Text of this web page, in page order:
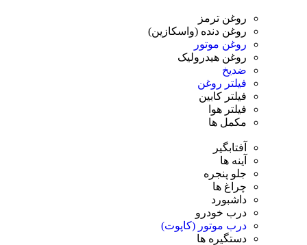
روغن ترمز
روغن دنده (واسکازین)
روغن موتور
روغن هیدرولیک
ضدیخ
فیلتر روغن
فیلتر کابین
فیلتر هوا
مکمل ها
آفتابگیر
آینه ها
جلو پنجره
چراغ ها
داشبورد
درب خودرو
درب موتور (کاپوت)
دستگیره ها